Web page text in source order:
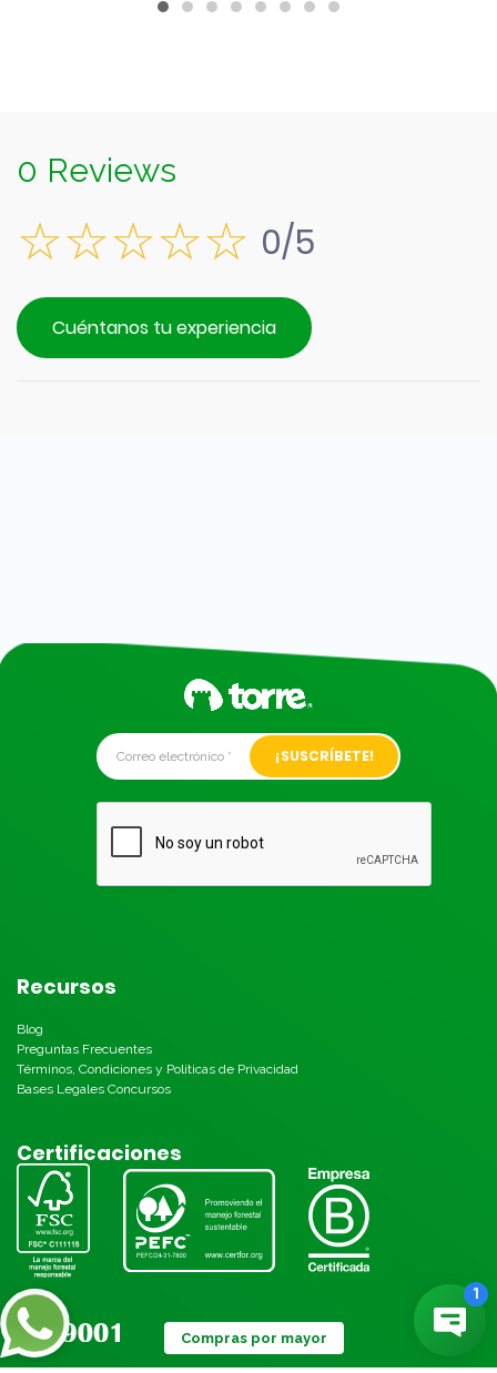
0 Reviews
0/5
Cuéntanos tu experiencia
Alternative:
Recursos
Blog
Preguntas Frecuentes
Términos, Condiciones y Políticas de Privacidad
Bases Legales Concursos
Certificaciones
Compras por mayor